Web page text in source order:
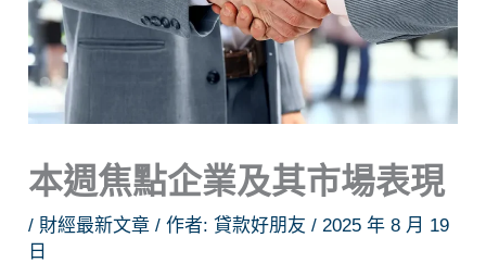
本週焦點企業及其市場表現
/ 財經最新文章 / 作者:貸款好朋友/ 2025 年 8 月 19
日